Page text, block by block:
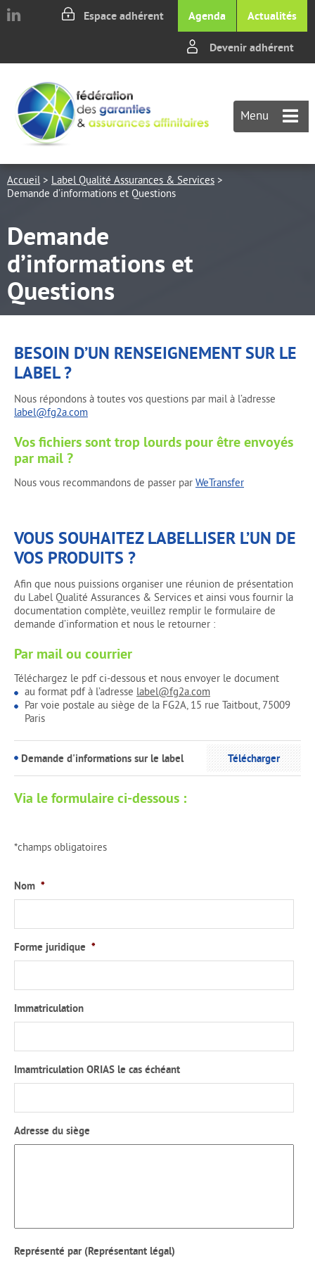
Aller au texte
Aller au menu
Actualités
Agenda
Espace adhérent
Devenir adhérent
Menu
contenu
Accueil> Label Qualité Assurances & Services >
Demande d’informations et Questions
Demande
d’informations et
Questions
BESOIN D’UN RENSEIGNEMENT SUR LE
LABEL ?
Nous répondons à toutes vos questions par mail à l’adresse
label@fg2a.com
Vos fichiers sont trop lourds pour être envoyés
par mail ?
Nous vous recommandons de passer par WeTransfer
VOUS SOUHAITEZ LABELLISER L’UN DE
VOS PRODUITS ?
Afin que nous puissions organiser une réunion de présentation
du Label Qualité Assurances & Services et ainsi vous fournir la
documentation complète, veuillez remplir le formulaire de
demande d’information et nous le retourner :
Par mail ou courrier
Téléchargez le pdf ci-dessous et nous envoyer le document
au format pdf à l’adresse label@fg2a.com
Par voie postale au siège de la FG2A, 15 rue Taitbout, 75009
Paris
Demande d'informations sur le label Télécharger
Via le formulaire ci-dessous :
*champs obligatoires
Nom *
Forme juridique *
Immatriculation
Imamtriculation ORIAS le cas échéant
Adresse du siège
Représenté par (Représentant légal)